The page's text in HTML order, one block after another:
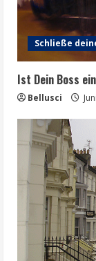
Schließe
Ist Dein Boss
Bellusci